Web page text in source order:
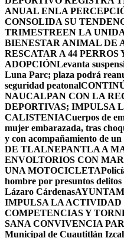
ANUAL ENLA
CONSOLIDA SU
TRIMESTREEN LA
BIENESTAR ANIMAL DE
RESCATAR A 44 PERROS
ADOPCIÓNLevanta
Luna Parc; plaza podrá
seguridad peatonal
NAUCALPAN CON LA
DEPORTIVAS; IMPULSA
CALISTENIACuerpos de
mujer embarazada, tras
y con acompañamiento de
DE TLALNEPANTLA A
ENVOLTORIOS CON
UNA MOTOCICLETA
hombre por presuntos
Lázaro Cárdenas
IMPULSA LA ACTIVIDAD
COMPETENCIAS Y
SANA CONVIVENCIA
Municipal de Cuautitlán